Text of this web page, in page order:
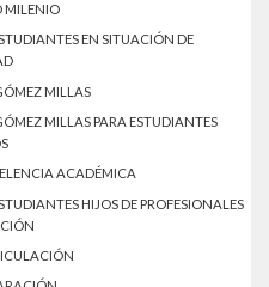
MILENIO
EN SITUACIÓN DE
MILLAS
MILLAS PARA ESTUDIANTES
ACADÉMICA
HIJOS DE PROFESIONALES